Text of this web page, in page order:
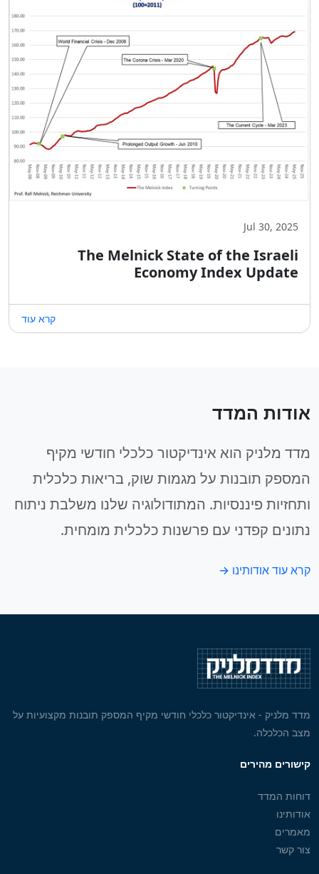
Jul 30, 2025
The Melnick State of the Israeli
Economy Index Update
קרא עוד
אודות המדד
מדד מלניק הוא אינדיקטור כלכלי חודשי מקיף
המספק תובנות על מגמות שוק, בריאות כלכלית
ותחזיות פיננסיות. המתודולוגיה שלנו משלבת ניתוח
נתונים קפדני עם פרשנות כלכלית מומחית.
קרא עוד אודותינו →
מדד מלניק - אינדיקטור כלכלי חודשי מקיף המספק תובנות מקצועיות על
מצב הכלכלה.
קישורים מהירים
דוחות המדד
אודותינו
מאמרים
צור קשר